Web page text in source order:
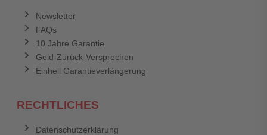
Newsletter
FAQs
10 Jahre Garantie
Geld-Zurück-Versprechen
Einhell Garantieverlängerung
RECHTLICHES
Datenschutzerklärung